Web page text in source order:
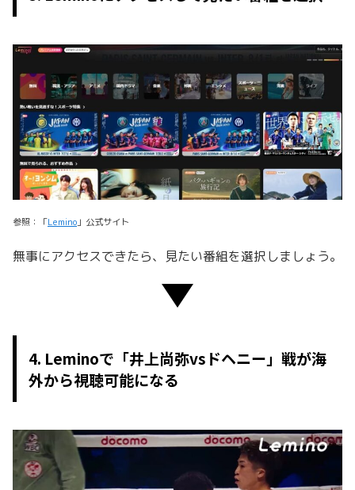
参照：「Lemino 」公式サイト
無事にアクセスできたら、見たい番組を選択しましょう。
4. Leminoで「井上尚弥vsドヘニー」戦が海
外から視聴可能になる